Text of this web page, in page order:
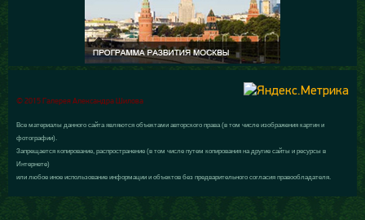
© 2015 Галерея Александра Шилова
Все материалы данного сайта являются объектами авторского права (в том числе изображения картин и
фотографии).
Запрещается копирование, распространение (в том числе путем копирования на другие сайты и ресурсы в
Интернете)
или любое иное использование информации и объектов без предварительного согласия правообладателя.